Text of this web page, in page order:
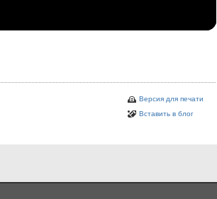
Версия для печати
Вставить в блог